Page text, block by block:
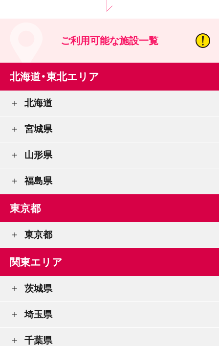
ご利用可能な施設一覧
北海道・東北エリア
北海道
宮城県
山形県
福島県
東京都
東京都
関東エリア
茨城県
埼玉県
千葉県